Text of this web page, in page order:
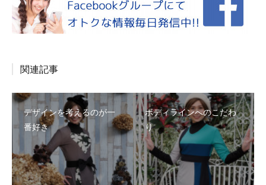
関連記事
デザインを考えるのが一
番好き
ボディラインへのこだわ
り